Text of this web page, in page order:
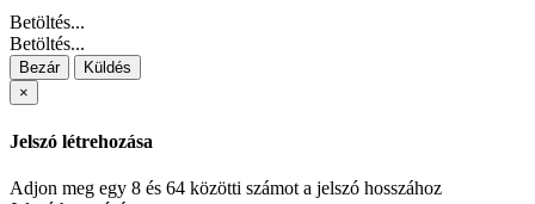
Betöltés...
Betöltés...
Bezár
Küldés
×
Jelszó létrehozása
Adjon meg egy 8 és 64 közötti számot a jelszó hosszához